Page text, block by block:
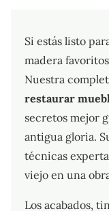
Si estás listo
madera
Nuestra
restaurar
secretos mejor
antigua gloria.
técnicas
viejo en una
Los acabados,